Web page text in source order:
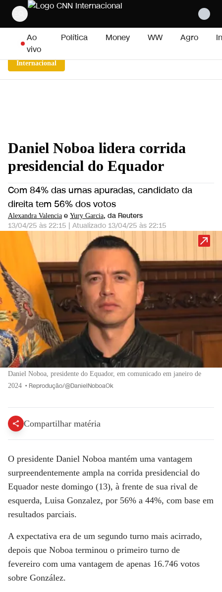
Pular para o conteúdo
Ao
vivo
Política Money WW Agro
Internacional
Daniel Noboa lidera corrida
presidencial do Equador
Com 84% das urnas apuradas, candidato da
direita tem 56% dos votos
Alexandra Valencia e Yury Garcia, da Reuters
13/04/25 às 22:15 | Atualizado 13/04/25 às 22:15
Daniel Noboa, presidente do Equador, em comunicado em janeiro de
2024 • Reprodução/@DanielNoboaOk
Compartilhar matéria
O presidente Daniel Noboa mantém uma vantagem
surpreendentemente ampla na corrida presidencial do
Equador neste domingo (13), à frente de sua rival de
esquerda, Luisa Gonzalez, por 56% a 44%, com base em
resultados parciais.
A expectativa era de um segundo turno mais acirrado,
depois que Noboa terminou o primeiro turno de
fevereiro com uma vantagem de apenas 16.746 votos
sobre González.